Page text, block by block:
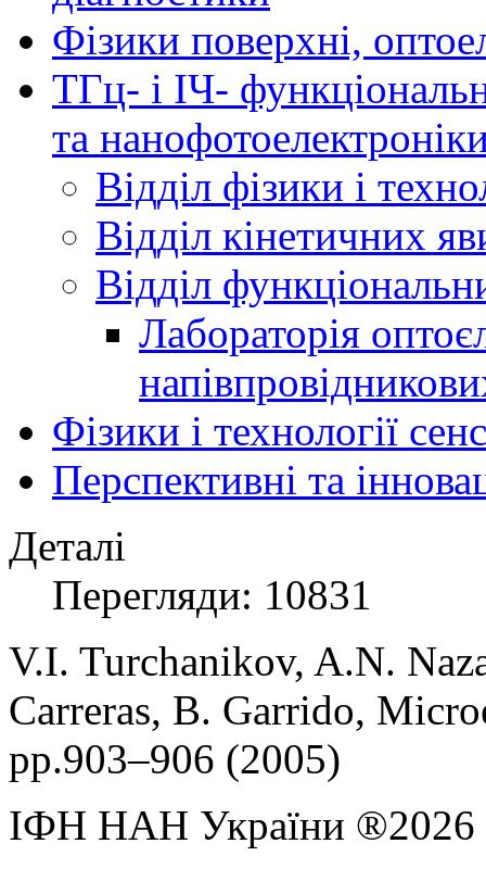
Фізики поверхні,
ТГц- і ІЧ-
та
Відділ фізики і
Відділ кінетичних
Відділ
Лабораторія
Фізики і технології
Перспективні та
Деталі
Перегляди: 10831
V.I. Turchanikov, A.N.
Carreras, B. Garrido,
pp.903–906 (2005)
ІФН НАН України ®2026